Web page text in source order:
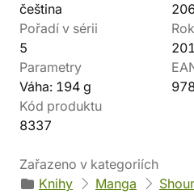
čeština
Pořadí v sérii
5
Parametry
Váha: 194 g
Kód produktu
8337
Zařazeno v kategoriích
Knihy
Manga